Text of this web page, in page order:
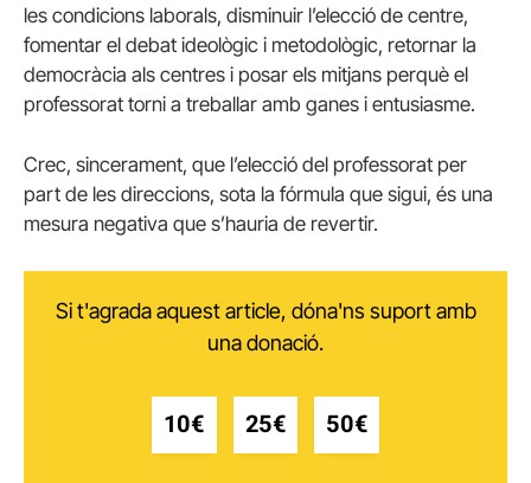
les condicions laborals, disminuir l’elecció de centre,
fomentar el debat ideològic i metodològic, retornar la
democràcia als centres i posar els mitjans perquè el
professorat torni a treballar amb ganes i entusiasme.
Crec, sincerament, que l’elecció del professorat per
part de les direccions, sota la fórmula que sigui, és una
mesura negativa que s’hauria de revertir.
Si t'agrada aquest article, dóna'ns suport amb
una donació.
10€ 25€ 50€